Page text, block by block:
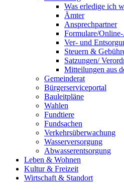
Was erledige ich
Ämter
Ansprechpartner
Formulare/
Ver- und
Steuern &
Satzungen/
Mitteilungen aus
Gemeinderat
Bürgerserviceportal
Bauleitpläne
Wahlen
Fundtiere
Fundsachen
Verkehrsüberwachung
Wasserversorgung
Abwasserentsorgung
Leben & Wohnen
Kultur & Freizeit
Wirtschaft & Standort